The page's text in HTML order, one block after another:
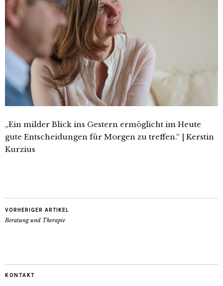
„Ein milder Blick ins Gestern ermöglicht im Heute
gute Entscheidungen für Morgen zu treffen.“ | Kerstin
Kurzius
VORHERIGER ARTIKEL
Beratung und Therapie
KONTAKT